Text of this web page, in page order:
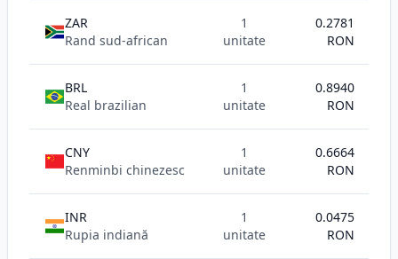
ZAR
Rand sud-african
1
unitate
0.2781
RON
BRL
Real brazilian
1
unitate
0.8940
RON
CNY
Renminbi chinezesc
1
unitate
0.6664
RON
INR
Rupia indiană
1
unitate
0.0475
RON